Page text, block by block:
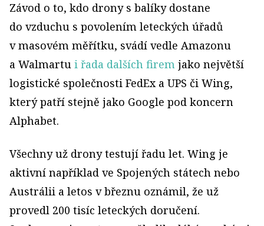
Závod o to, kdo drony s balíky dostane
do vzduchu s povolením leteckých úřadů
v masovém měřítku, svádí vedle Amazonu
a Walmartu i řada dalších firem jako největší
logistické společnosti FedEx a UPS či Wing,
který patří stejně jako Google pod koncern
Alphabet.
Všechny už drony testují řadu let. Wing je
aktivní například ve Spojených státech nebo
Austrálii a letos v březnu oznámil, že už
provedl 200 tisíc leteckých doručení.